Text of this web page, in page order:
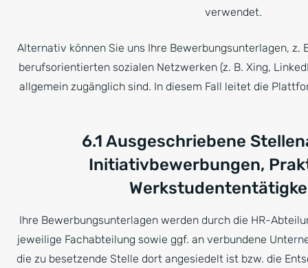
verwendet.
Alternativ können Sie uns Ihre Bewerbungsunterlagen, z.
berufsorientierten sozialen Netzwerken (z. B. Xing,
allgemein zugänglich sind. In diesem Fall leitet die
6.1 Ausgeschriebene
Initiativbewerbungen,
Ihre Bewerbungsunterlagen werden durch die HR-
jeweilige Fachabteilung sowie ggf. an verbundene
die zu besetzende Stelle dort angesiedelt ist bzw. die